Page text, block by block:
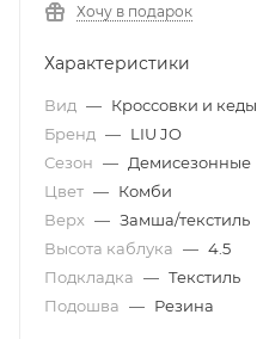
Хочу в подарок
Характеристики
Вид — Кроссовки и кеды
Бренд — LIU JO
Сезон — Демисезонные
Цвет — Комби
Верх — Замша/текстиль
Высота каблука — 4.5
Подкладка — Текстиль
Подошва — Резина